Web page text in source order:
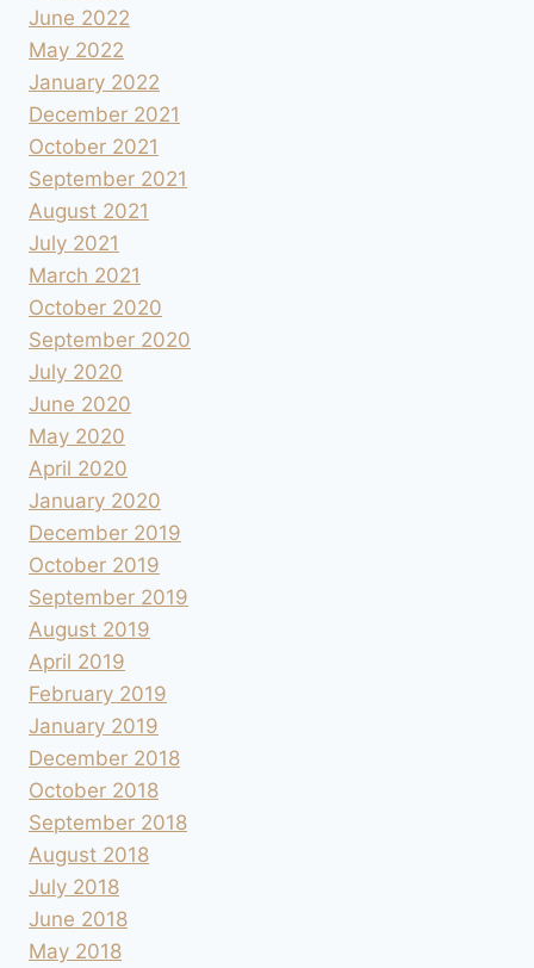
June 2022
May 2022
January 2022
December 2021
October 2021
September 2021
August 2021
July 2021
March 2021
October 2020
September 2020
July 2020
June 2020
May 2020
April 2020
January 2020
December 2019
October 2019
September 2019
August 2019
April 2019
February 2019
January 2019
December 2018
October 2018
September 2018
August 2018
July 2018
June 2018
May 2018